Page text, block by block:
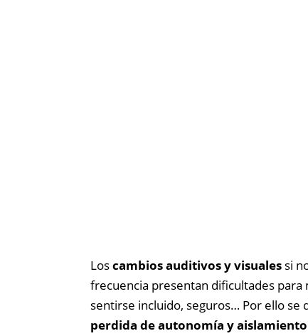
Loscambios auditivos y visuales si
frecuencia presentan dificultades
sentirse incluido, seguros… Por ello se
perdida de autonomía y